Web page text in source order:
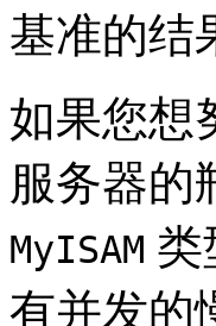
基准的结
如果您想
服务器的
MyISAM 类
有并发的